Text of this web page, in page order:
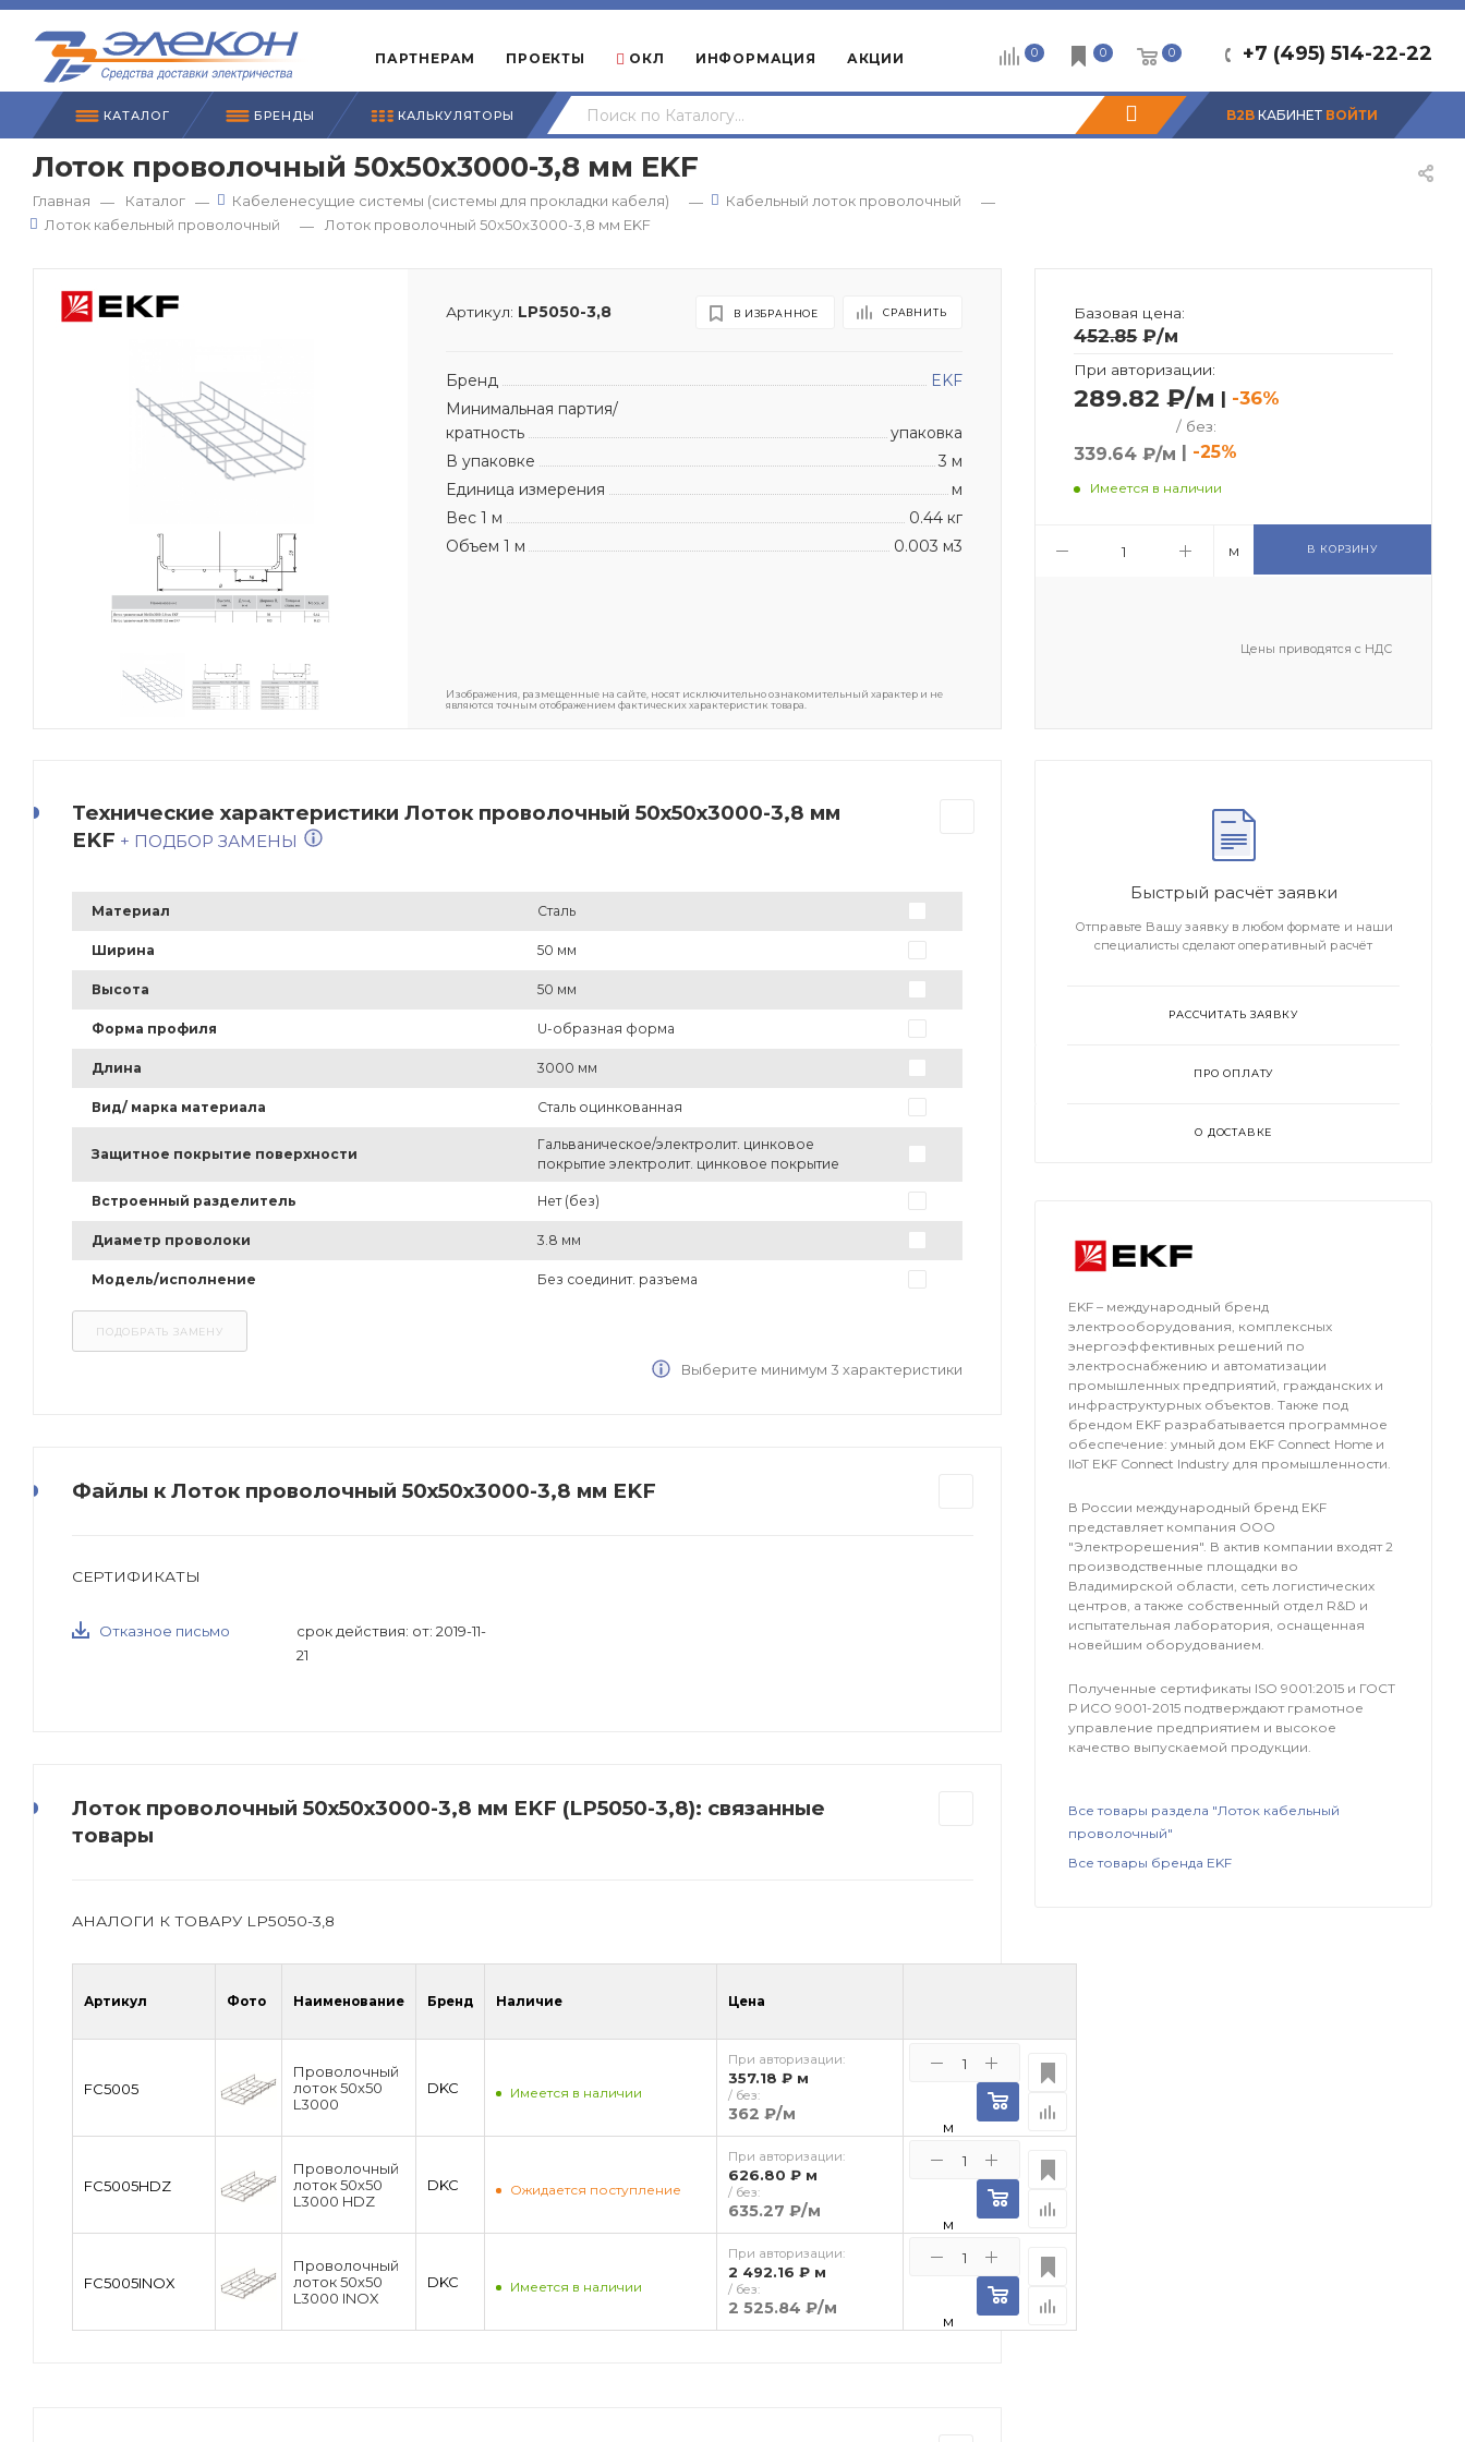
ПАРТНЕРАМ ПРОЕКТЫ ОКЛ ИНФОРМАЦИЯ АКЦИИ +7 (495) 514-22-22
0 0 0
B2B КАБИНЕТ ВОЙТИ
КАТАЛОГ БРЕНДЫ КАЛЬКУЛЯТОРЫ
Лоток проволочный 50х50х3000-3,8 мм EKF
Главная — Каталог — Кабеленесущие системы (системы для прокладки кабеля) — Кабельный лоток проволочный
—
Лоток кабельный проволочный
— Лоток проволочный 50х50х3000-3,8 мм EKF
Артикул: LP5050-3,8 В ИЗБРАННОЕ СРАВНИТЬ
Бренд
EKF
Минимальная партия/
кратность
упаковка
В упаковке
3 м
Единица измерения
м
Вес 1 м
0.44 кг
Объем 1 м
0.003 м3
Изображения, размещенные на сайте, носят исключительно ознакомительный характер и не
являются точным отображением фактических характеристик товара.
Базовая цена:
452.85₽/м
При авторизации:
289.82 ₽/м | -36%
/ без:
339.64 ₽/м | -25%
Имеется в наличии
м В КОРЗИНУ
Цены приводятся с НДС
Технические характеристики Лоток проволочный 50х50х3000-3,8 мм
EKF + ПОДБОР ЗАМЕНЫ
Материал Сталь
Ширина 50 мм
Высота 50 мм
Форма профиля U-образная форма
Длина 3000 мм
Вид/ марка материала Сталь оцинкованная
Защитное покрытие поверхности
Гальваническое/электролит. цинковое
покрытие электролит. цинковое покрытие
Встроенный разделитель Нет (без)
Диаметр проволоки 3.8 мм
Модель/исполнение Без соединит. разъема
Выберите минимум 3 характеристики
Файлы к Лоток проволочный 50х50х3000-3,8 мм EKF
СЕРТИФИКАТЫ
Отказное письмо
срок действия: от: 2019-11-
21
Лоток проволочный 50х50х3000-3,8 мм EKF (LP5050-3,8): связанные
товары
АНАЛОГИ К ТОВАРУ LP5050-3,8
Артикул Фото Наименование Бренд Наличие Цена
FC5005
Проволочный
лоток 50х50
L3000
DKC Имеется в наличии
При авторизации:
357.18 ₽ м
/ без:
362 ₽/м
м
FC5005HDZ
Проволочный
лоток 50х50
L3000 HDZ
DKC Ожидается поступление
При авторизации:
626.80 ₽ м
/ без:
635.27 ₽/м
м
FC5005INOX
Проволочный
лоток 50х50
L3000 INOX
DKC Имеется в наличии
При авторизации:
2 492.16 ₽ м
/ без:
2 525.84 ₽/м
м
Быстрый расчёт заявки
Отправьте Вашу заявку в любом формате и наши
специалисты сделают оперативный расчёт
РАССЧИТАТЬ ЗАЯВКУ
ПРО ОПЛАТУ
О ДОСТАВКЕ
EKF – международный бренд
электрооборудования, комплексных
энергоэффективных решений по
электроснабжению и автоматизации
промышленных предприятий, гражданских и
инфраструктурных объектов. Также под
брендом EKF разрабатывается программное
обеспечение: умный дом EKF Connect Home и
IIoT EKF Connect Industry для промышленности.
В России международный бренд EKF
представляет компания OOO
"Электрорешения". В актив компании входят 2
производственные площадки во
Владимирской области, сеть логистических
центров, а также собственный отдел R&D и
испытательная лаборатория, оснащенная
новейшим оборудованием.
Полученные сертификаты ISO 9001:2015 и ГОСТ
Р ИСО 9001-2015 подтверждают грамотное
управление предприятием и высокое
качество выпускаемой продукции.
Все товары раздела "Лоток кабельный
проволочный"
Все товары бренда EKF